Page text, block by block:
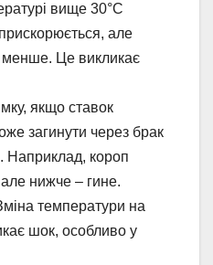
вище 30°C
але
менше. Це викликає
якщо ставок
загинути через брак
Наприклад, короп
нижче – гине.
температури на
шок, особливо у